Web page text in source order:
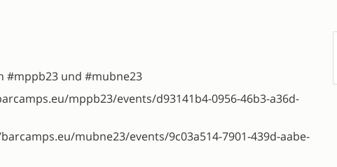
#mppb23 und #mubne23
mppb23/events/d93141b4-0956-46b3-a36d-
mubne23/events/9c03a514-7901-439d-aabe-